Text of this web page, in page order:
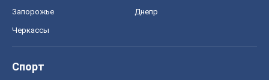
Запорожье Днепр
Черкассы
Спорт